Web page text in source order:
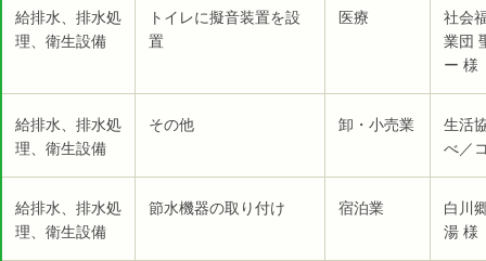
給排水、排水処
理、衛生設備
トイレに擬音装置を設
置
医療
社会
業団
ー 様
給排水、排水処
理、衛生設備
その他 卸・小売業
生活
べ／
給排水、排水処
理、衛生設備
節水機器の取り付け 宿泊業
白川
湯 様